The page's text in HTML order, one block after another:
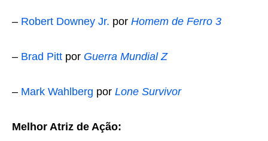
– Robert Downey Jr. por Homem de Ferro 3
– Brad Pitt por Guerra Mundial Z
– Mark Wahlberg por Lone Survivor
Melhor Atriz de Ação: